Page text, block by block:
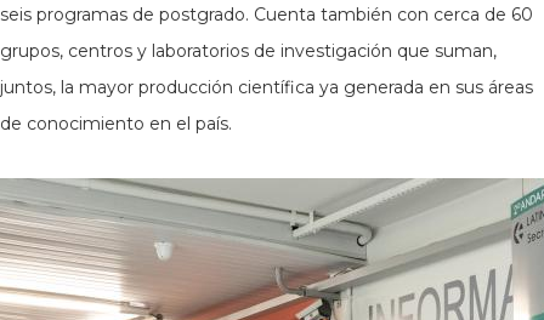
seis programas de postgrado. Cuenta también con cerca de 60
grupos, centros y laboratorios de investigación que suman,
juntos, la mayor producción científica ya generada en sus áreas
de conocimiento en el país.